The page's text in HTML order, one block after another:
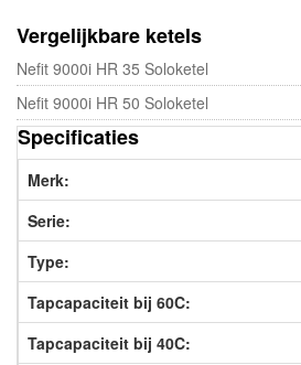
Vergelijkbare ketels
Nefit 9000i HR 35 Soloketel
Nefit 9000i HR 50 Soloketel
Specificaties
Merk:
Serie:
Type:
Tapcapaciteit bij 60C:
Tapcapaciteit bij 40C: